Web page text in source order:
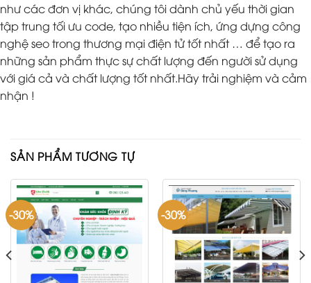
như các đơn vị khác, chúng tôi dành chủ yếu thời gian
tập trung tối ưu code, tạo nhiều tiện ích, ứng dựng công
nghệ seo trong thương mại điện tử tốt nhất … để tạo ra
những sản phẩm thực sự chất lượng đến người sử dụng
với giá cả và chất lượng tốt nhất.Hãy trải nghiệm và cảm
nhận !
SẢN PHẨM TƯƠNG TỰ
-30% -30%